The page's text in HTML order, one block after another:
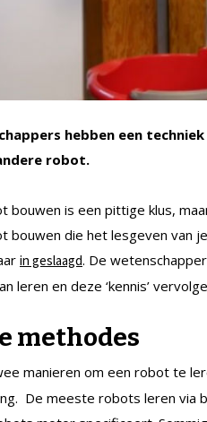
hebben een
robot.
bouwen is een pittige klus,
bouwen die het lesgeven van
in geslaagd. De
leren en deze ‘kennis’
methodes
manieren om een robot te
De meeste robots leren via